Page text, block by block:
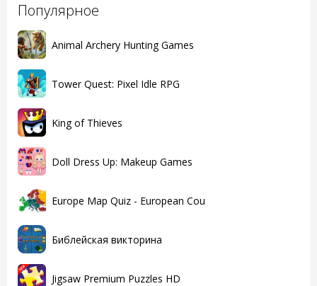
Популярное
Animal Archery Hunting Games
Tower Quest: Pixel Idle RPG
King of Thieves
Doll Dress Up: Makeup Games
Europe Map Quiz - European Cou
Библейская викторина
Jigsaw Premium Puzzles HD